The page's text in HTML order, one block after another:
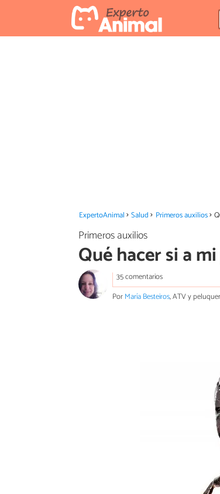
ExpertoAnimal Salud Primeros auxilios
Primeros auxilios
Qué hacer si a
35 comentarios
PorMaría Besteiros, ATV y